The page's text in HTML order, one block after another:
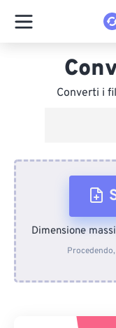
Converti i
Dimensione